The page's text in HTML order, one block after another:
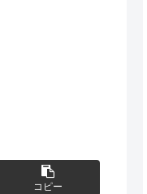
コピー